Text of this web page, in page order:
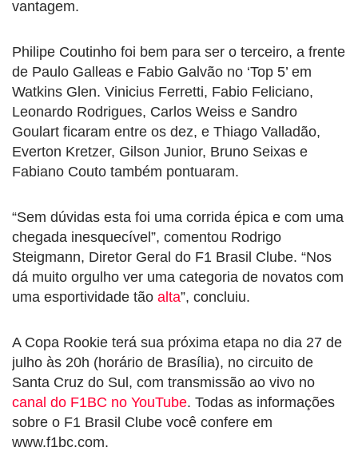
vantagem.
Philipe Coutinho foi bem para ser o terceiro, a frente
de Paulo Galleas e Fabio Galvão no ‘Top 5’ em
Watkins Glen. Vinicius Ferretti, Fabio Feliciano,
Leonardo Rodrigues, Carlos Weiss e Sandro
Goulart ficaram entre os dez, e Thiago Valladão,
Everton Kretzer, Gilson Junior, Bruno Seixas e
Fabiano Couto também pontuaram.
“Sem dúvidas esta foi uma corrida épica e com uma
chegada inesquecível”, comentou Rodrigo
Steigmann, Diretor Geral do F1 Brasil Clube. “Nos
dá muito orgulho ver uma categoria de novatos com
uma esportividade tão alta”, concluiu.
A Copa Rookie terá sua próxima etapa no dia 27 de
julho às 20h (horário de Brasília), no circuito de
Santa Cruz do Sul, com transmissão ao vivo no
canal do F1BC no YouTube. Todas as informações
sobre o F1 Brasil Clube você confere em
www.f1bc.com.